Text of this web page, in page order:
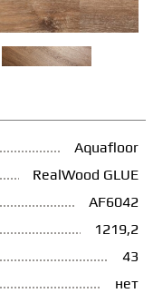
Aquafloor
RealWood GLUE
AF6042
1219,2
43
нет